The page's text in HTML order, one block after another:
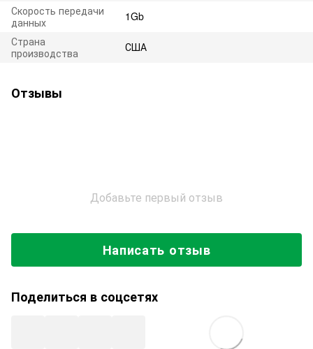
Скорость передачи
данных
1Gb
Страна
производства
США
Отзывы
Добавьте первый отзыв
Написать отзыв
Поделиться в соцсетях